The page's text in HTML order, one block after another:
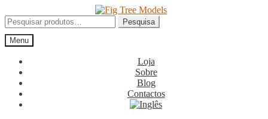
para
a
navegação
para
o
conteúdo
Pesquisar
por:
Pesquisa
Menu
Loja
Sobre
Blog
Contactos